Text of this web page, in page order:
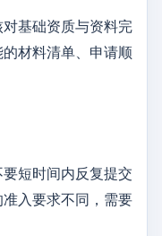
基础资质与资料完
材料清单、申请顺
短时间内反复提交
入要求不同，需要